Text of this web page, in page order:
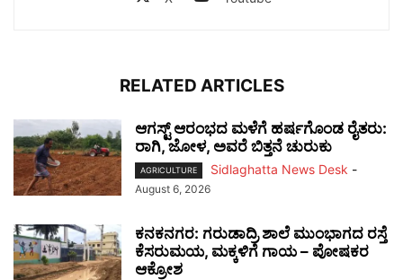
RELATED ARTICLES
ಆಗಸ್ಟ್ ಆರಂಭದ ಮಳೆಗೆ ಹರ್ಷಗೊಂಡ ರೈತರು:
ರಾಗಿ, ಜೋಳ, ಅವರೆ ಬಿತ್ತನೆ ಚುರುಕು
AGRICULTURE Sidlaghatta News Desk -
August 6, 2026
ಕನಕನಗರ: ಗರುಡಾದ್ರಿ ಶಾಲೆ ಮುಂಭಾಗದ ರಸ್ತೆ
ಕೆಸರುಮಯ, ಮಕ್ಕಳಿಗೆ ಗಾಯ – ಪೋಷಕರ
ಆಕ್ರೋಶ